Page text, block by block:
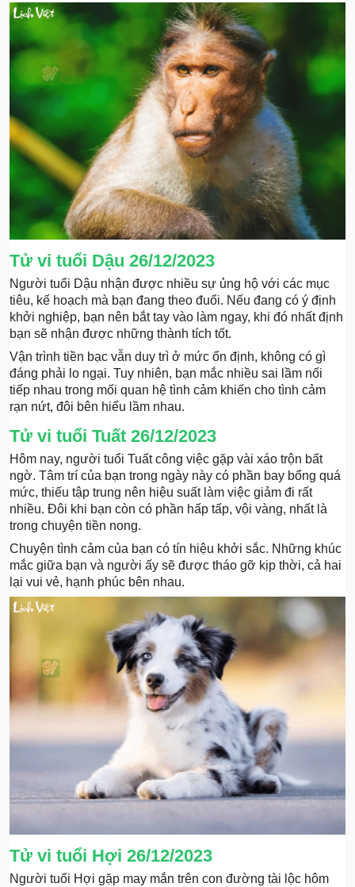
Tử vi tuổi Dậu 26/12/2023
Người tuổi Dậu nhận được nhiều sự ủng hộ với các mục
tiêu, kế hoạch mà bạn đang theo đuổi. Nếu đang có ý định
khởi nghiệp, bạn nên bắt tay vào làm ngay, khi đó nhất định
bạn sẽ nhận được những thành tích tốt.
Vận trình tiền bạc vẫn duy trì ở mức ổn định, không có gì
đáng phải lo ngại. Tuy nhiên, bạn mắc nhiều sai lầm nối
tiếp nhau trong mối quan hệ tình cảm khiến cho tình cảm
rạn nứt, đôi bên hiểu lầm nhau.
Tử vi tuổi Tuất 26/12/2023
Hôm nay, người tuổi Tuất công việc gặp vài xáo trộn bất
ngờ. Tâm trí của bạn trong ngày này có phần bay bổng quá
mức, thiếu tập trung nên hiệu suất làm việc giảm đi rất
nhiều. Đôi khi bạn còn có phần hấp tấp, vội vàng, nhất là
trong chuyện tiền nong.
Chuyện tình cảm của bạn có tín hiệu khởi sắc. Những khúc
mắc giữa bạn và người ấy sẽ được tháo gỡ kịp thời, cả hai
lại vui vẻ, hạnh phúc bên nhau.
Tử vi tuổi Hợi 26/12/2023
Người tuổi Hợi gặp may mắn trên con đường tài lộc hôm